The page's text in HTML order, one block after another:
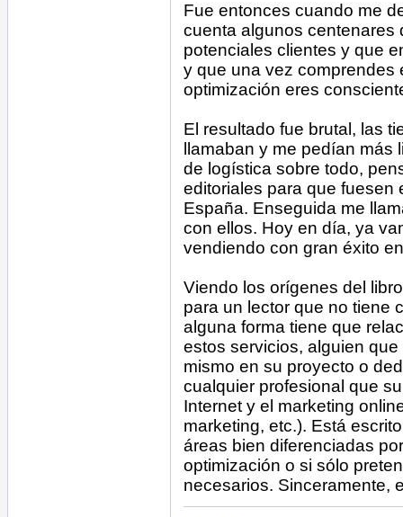
Fue entonces cuando me
cuenta algunos centenares
potenciales clientes y que
y que una vez comprendes
optimización eres
El resultado fue brutal, las
llamaban y me pedían
de logística sobre todo,
editoriales para que fuesen
España. Enseguida me
con ellos. Hoy en día, ya
vendiendo con gran éxito
Viendo los orígenes del
para un lector que no tiene
alguna forma tiene que
estos servicios, alguien
mismo en su proyecto o
cualquier profesional que
Internet y el marketing
marketing, etc.). Está
áreas bien diferenciadas
optimización o si sólo
necesarios. Sinceramente,